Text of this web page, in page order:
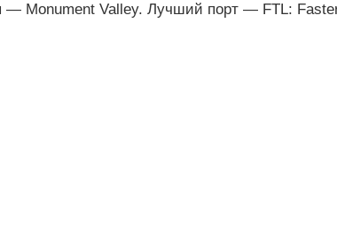
— Monument Valley. Лучший порт — FTL: